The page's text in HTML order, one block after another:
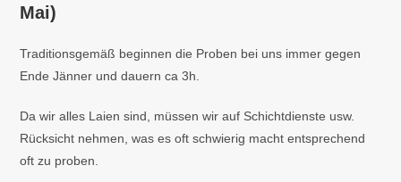
Mai)
Traditionsgemäß beginnen die Proben bei uns immer gegen
Ende Jänner und dauern ca 3h.
Da wir alles Laien sind, müssen wir auf Schichtdienste usw.
Rücksicht nehmen, was es oft schwierig macht entsprechend
oft zu proben.